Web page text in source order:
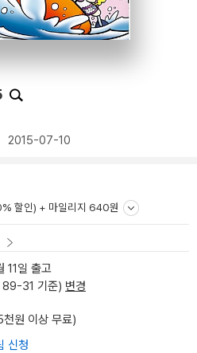
2015-07-10
할인) + 마일리지 640원
11일 출고
89-31 기준) 변경
원 이상 무료)
신청